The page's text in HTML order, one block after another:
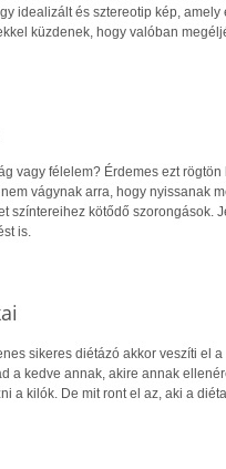
idealizált és sztereotip kép,
küzdenek, hogy valóban
vagy félelem? Érdemes ezt
vágynak arra, hogy nyissanak
színtereihez kötődő szorongások.
is.
sikeres diétázó akkor veszíti el
a kedve annak, akire annak
a kilók. De mit ront el az, aki a